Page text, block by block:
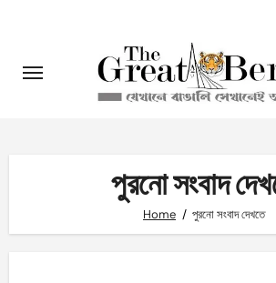
content
পুরনো সংবাদ
Home পুরনো সংবাদ দেখতে